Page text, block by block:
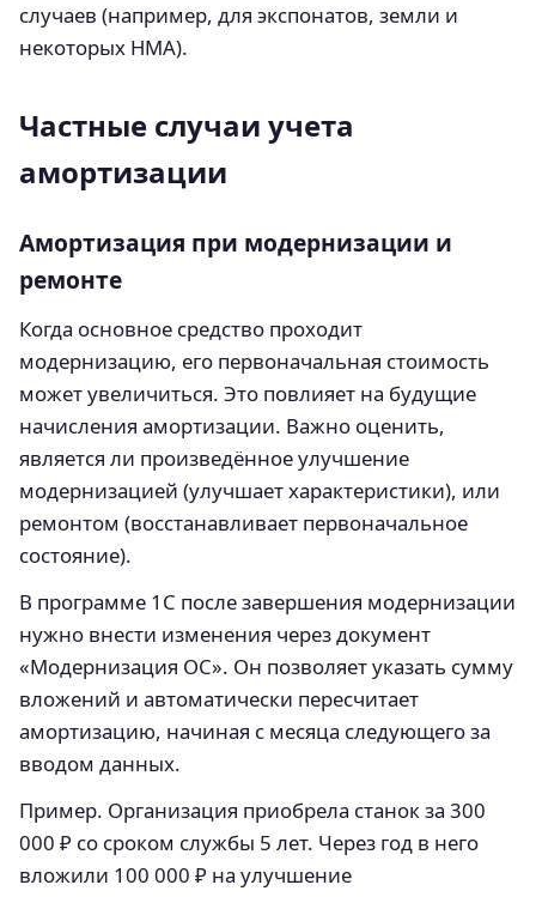
случаев (например, для экспонатов, земли и
некоторых НМА).
Частные случаи учета
амортизации
Амортизация при модернизации и
ремонте
Когда основное средство проходит
модернизацию, его первоначальная стоимость
может увеличиться. Это повлияет на будущие
начисления амортизации. Важно оценить,
является ли произведённое улучшение
модернизацией (улучшает характеристики), или
ремонтом (восстанавливает первоначальное
состояние).
В программе 1С после завершения модернизации
нужно внести изменения через документ
«Модернизация ОС». Он позволяет указать сумму
вложений и автоматически пересчитает
амортизацию, начиная с месяца следующего за
вводом данных.
Пример. Организация приобрела станок за 300
000 ₽ со сроком службы 5 лет. Через год в него
вложили 100 000 ₽ на улучшение